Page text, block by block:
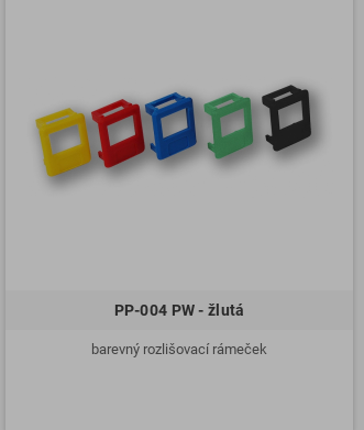
PP-004 PW - žlutá
barevný rozlišovací rámeček